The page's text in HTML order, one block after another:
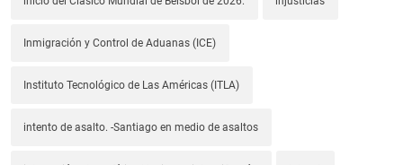
Inmigración y Control de Aduanas (ICE)
Instituto Tecnológico de Las Américas (ITLA)
intento de asalto. -Santiago en medio de asaltos